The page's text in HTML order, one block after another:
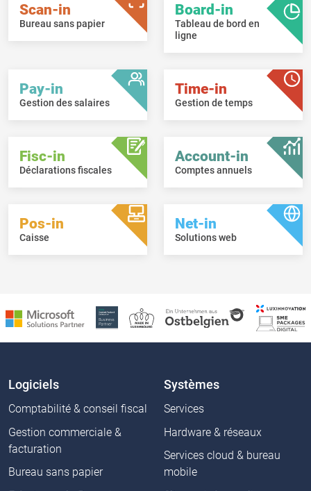
Scan-in
Bureau sans papier
Board-in
Tableau de bord en
ligne
Pay-in
Gestion des salaires
Time-in
Gestion de temps
Fisc-in
Déclarations fiscales
Account-in
Comptes annuels
Pos-in
Caisse
Net-in
Solutions web
Logiciels
Comptabilité & conseil fiscal
Gestion commerciale &
facturation
Bureau sans papier
Systèmes
Services
Hardware & réseaux
Services cloud & bureau
mobile